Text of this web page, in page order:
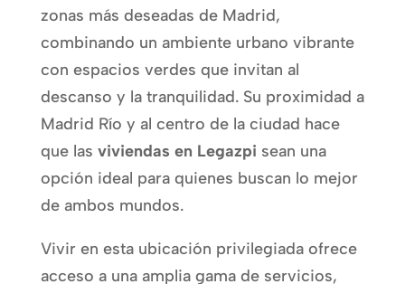
zonas más deseadas de Madrid,
combinando un ambiente urbano vibrante
con espacios verdes que invitan al
descanso y la tranquilidad. Su proximidad a
Madrid Río y al centro de la ciudad hace
que las viviendas en Legazpi sean una
opción ideal para quienes buscan lo mejor
de ambos mundos.
Vivir en esta ubicación privilegiada ofrece
acceso a una amplia gama de servicios,